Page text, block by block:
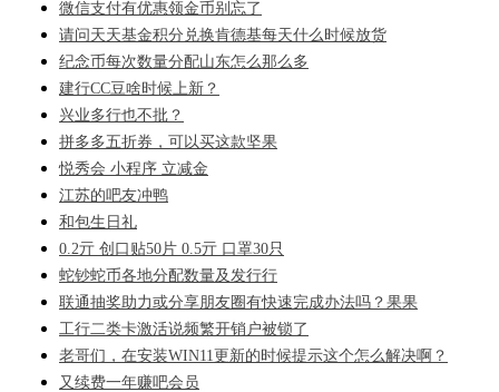
微信支付有优惠领金币别忘了
请问天天基金积分兑换肯德基每天什么时候放货
纪念币每次数量分配山东怎么那么多
建行CC豆啥时候上新？
兴业多行也不批？
拼多多五折券，可以买这款坚果
悦秀会 小程序 立减金
江苏的吧友冲鸭
和包生日礼
0.2亓 创口贴50片 0.5亓 口罩30只
蛇钞蛇币各地分配数量及发行行
联通抽奖助力或分享朋友圈有快速完成办法吗？果果
工行二类卡激活说频繁开销户被锁了
老哥们，在安装WIN11更新的时候提示这个怎么解决啊？
又续费一年赚吧会员